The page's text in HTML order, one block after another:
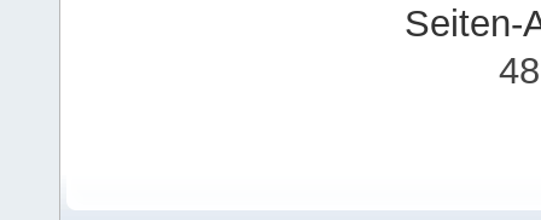
Seiten-